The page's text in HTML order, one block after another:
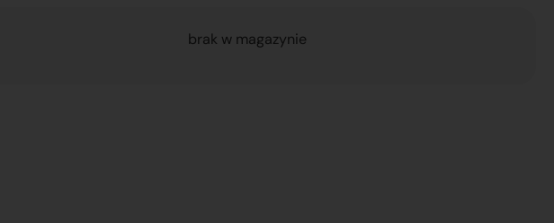
brak w magazynie